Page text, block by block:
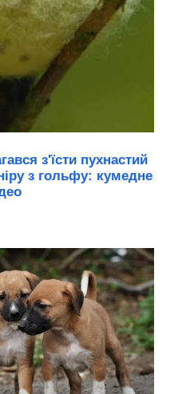
з'їсти пухнастий
з гольфу: кумедне